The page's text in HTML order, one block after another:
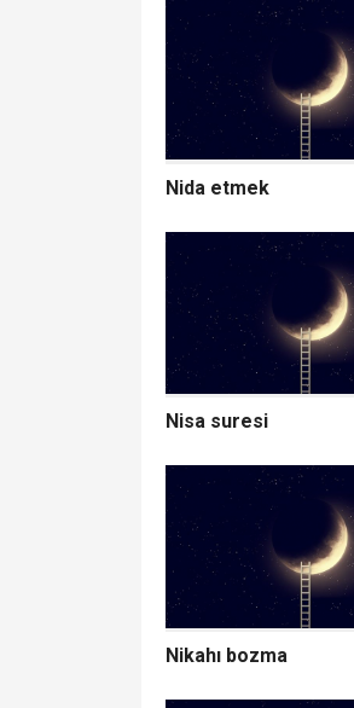
Nida etmek
Nisa suresi
Nikahı bozma